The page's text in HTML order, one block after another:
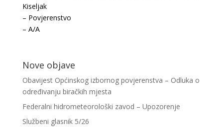
Kiseljak
– Povjerenstvo
– A/A
Nove objave
Obavijest Općinskog izbornog povjerenstva – Odluka o
određivanju biračkih mjesta
Federalni hidrometeorološki zavod – Upozorenje
Službeni glasnik 5/26